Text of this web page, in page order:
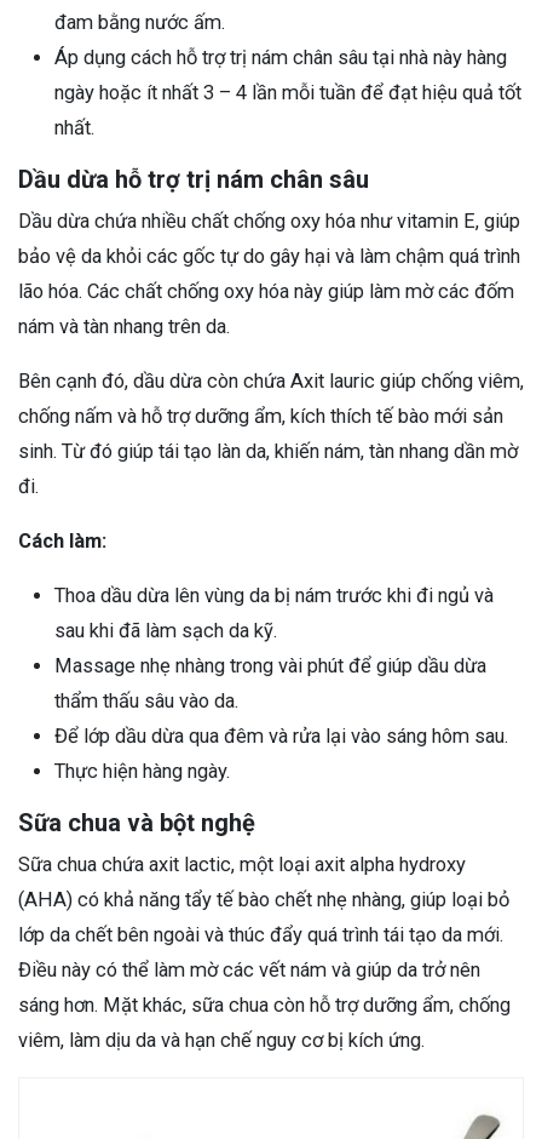
đam bằng nước ấm.
Áp dụng cách hỗ trợ trị nám chân sâu tại nhà này hàng
ngày hoặc ít nhất 3 – 4 lần mỗi tuần để đạt hiệu quả tốt
nhất.
Dầu dừa hỗ trợ trị nám chân sâu
Dầu dừa chứa nhiều chất chống oxy hóa như vitamin E, giúp
bảo vệ da khỏi các gốc tự do gây hại và làm chậm quá trình
lão hóa. Các chất chống oxy hóa này giúp làm mờ các đốm
nám và tàn nhang trên da.
Bên cạnh đó, dầu dừa còn chứa Axit lauric giúp chống viêm,
chống nấm và hỗ trợ dưỡng ẩm, kích thích tế bào mới sản
sinh. Từ đó giúp tái tạo làn da, khiến nám, tàn nhang dần mờ
đi.
Cách làm:
Thoa dầu dừa lên vùng da bị nám trước khi đi ngủ và
sau khi đã làm sạch da kỹ.
Massage nhẹ nhàng trong vài phút để giúp dầu dừa
thẩm thấu sâu vào da.
Để lớp dầu dừa qua đêm và rửa lại vào sáng hôm sau.
Thực hiện hàng ngày.
Sữa chua và bột nghệ
Sữa chua chứa axit lactic, một loại axit alpha hydroxy
(AHA) có khả năng tẩy tế bào chết nhẹ nhàng, giúp loại bỏ
lớp da chết bên ngoài và thúc đẩy quá trình tái tạo da mới.
Điều này có thể làm mờ các vết nám và giúp da trở nên
sáng hơn. Mặt khác, sữa chua còn hỗ trợ dưỡng ẩm, chống
viêm, làm dịu da và hạn chế nguy cơ bị kích ứng.